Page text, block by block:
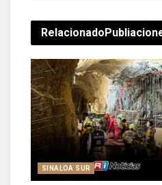
Relacionado
SINALOA SUR